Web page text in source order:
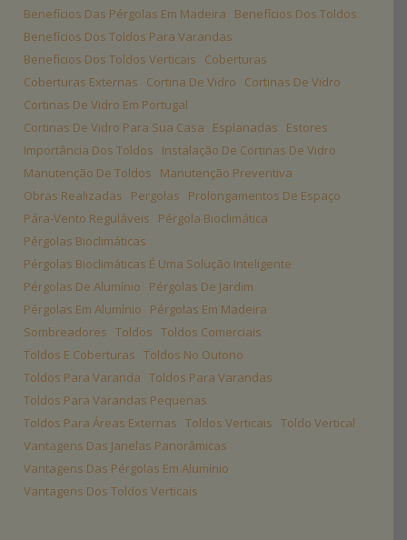
Benefícios Das Pérgolas Em Madeira
Benefícios Dos Toldos
Benefícios Dos Toldos Para Varandas
Benefícios Dos Toldos Verticais
Coberturas
Coberturas Externas
Cortina De Vidro
Cortinas De Vidro
Cortinas De Vidro Em Portugal
Cortinas De Vidro Para Sua Casa
Esplanadas
Estores
Importância Dos Toldos
Instalação De Cortinas De Vidro
Manutenção De Toldos
Manutenção Preventiva
Obras Realizadas
Pergolas
Prolongamentos De Espaço
Pára-Vento Reguláveis
Pérgola Bioclimática
Pérgolas Bioclimáticas
Pérgolas Bioclimáticas É Uma Solução Inteligente
Pérgolas De Alumínio
Pérgolas De Jardim
Pérgolas Em Alumínio
Pérgolas Em Madeira
Sombreadores Toldos Toldos Comerciais
Toldos E Coberturas Toldos No Outono
Toldos Para Varanda Toldos Para Varandas
Toldos Para Varandas Pequenas
Toldos Para Áreas Externas Toldos Verticais Toldo Vertical
Vantagens Das Janelas Panorâmicas
Vantagens Das Pérgolas Em Alumínio
Vantagens Dos Toldos Verticais